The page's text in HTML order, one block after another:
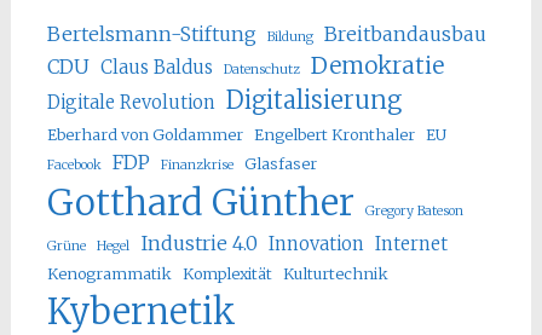
Bertelsmann-Stiftung Bildung
Breitbandausbau
CDU Claus Baldus Datenschutz Demokratie
Digitale Revolution Digitalisierung
Eberhard von Goldammer Engelbert Kronthaler EU
Facebook FDP Finanzkrise Glasfaser
Gotthard Günther Gregory Bateson
Grüne Hegel Industrie 4.0 Innovation Internet
Kenogrammatik Komplexität Kulturtechnik
Kybernetik